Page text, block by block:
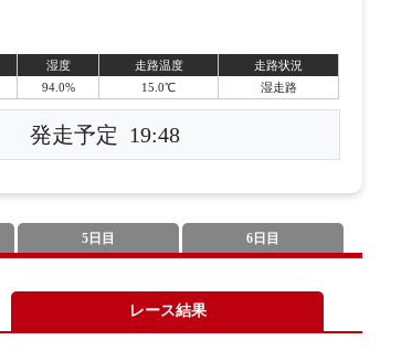
湿度 走路温度
走路状況
94.0% 15.0℃ 湿走路
発走予定 19:48
5日目 6日目
レース結果